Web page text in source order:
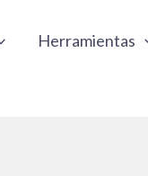
Herramientas